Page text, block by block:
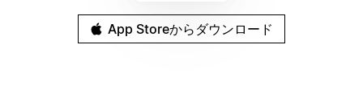
App Storeからダウンロード